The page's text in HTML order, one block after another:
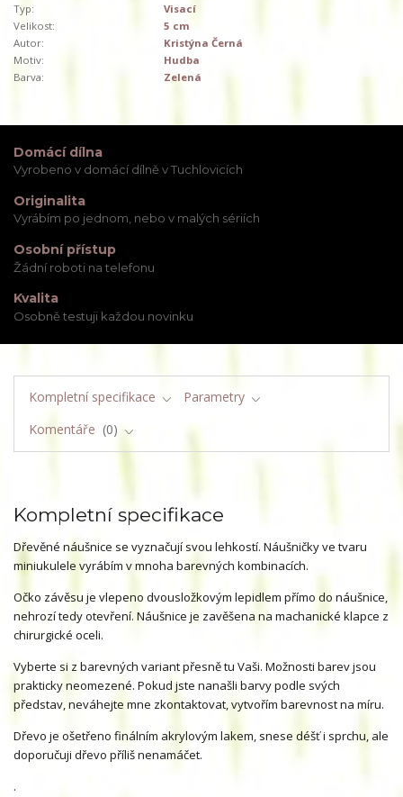
Typ:
Visací
Velikost:
5 cm
Autor:
Kristýna Černá
Motiv:
Hudba
Barva:
Zelená
Domácí dílna
Vyrobeno v domácí dílně v Tuchlovicích
Originalita
Vyrábím po jednom, nebo v malých sériích
Osobní přístup
Žádní roboti na telefonu
Kvalita
Osobně testuji každou novinku
Kompletní specifikace
Parametry
Komentáře
0
Kompletní specifikace
Dřevěné náušnice se vyznačují svou lehkostí. Náušničky ve tvaru
miniukulele vyrábím v mnoha barevných kombinacích.
Očko závěsu je vlepeno dvousložkovým lepidlem přímo do náušnice,
nehrozí tedy otevření. Náušnice je zavěšena na machanické klapce z
chirurgické oceli.
Vyberte si z barevných variant přesně tu Vaši. Možnosti barev jsou
prakticky neomezené. Pokud jste nanašli barvy podle svých
představ, neváhejte mne zkontaktovat, vytvořím barevnost na míru.
Dřevo je ošetřeno finálním akrylovým lakem, snese déšť i sprchu, ale
doporučuji dřevo příliš nenamáčet.
.